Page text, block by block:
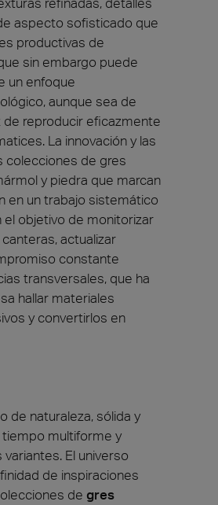
aspecto sofisticado que
productivas de
sin embargo puede
un enfoque
aunque sea de
de reproducir eficazmente
La innovación y las
colecciones de gres
y piedra que marcan
en un trabajo sistemático
el objetivo de monitorizar
actualizar
constante
transversales, que ha
hallar materiales
y convertirlos en
de naturaleza, sólida y
multiforme y
El universo
de inspiraciones
de gres